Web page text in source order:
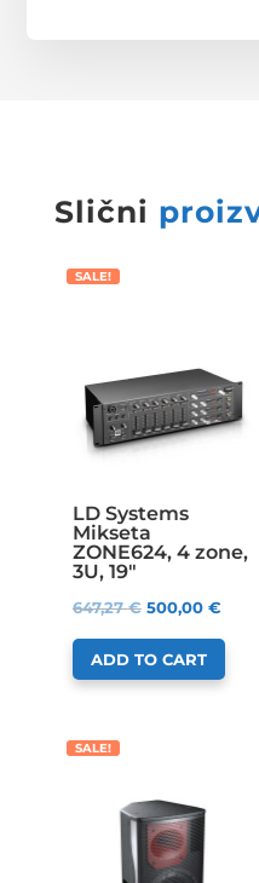
Slični
SALE!
LD Systems
Mikseta
ZONE624, 4 zone,
3U, 19″
647,27€ 500,00 €
ADD TO CART
SALE!